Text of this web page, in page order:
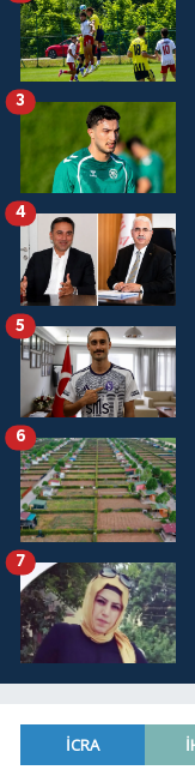
3
4
5
6
7